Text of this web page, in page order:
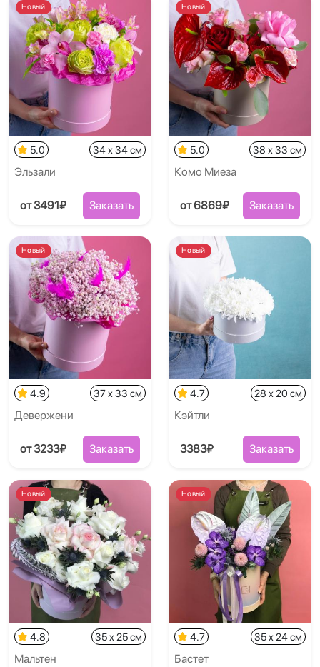
Новый
5.0 34 x 34 см
Эльзали
от 3491₽ Заказать
Новый
5.0 38 x 33 см
Комо Миеза
от 6869₽ Заказать
Новый
4.9 37 x 33 см
Девержени
от 3233₽ Заказать
Новый
4.7 28 x 20 см
Кэйтли
3383₽ Заказать
Новый
4.8 35 x 25 см
Мальтен
Новый
4.7 35 x 24 см
Бастет